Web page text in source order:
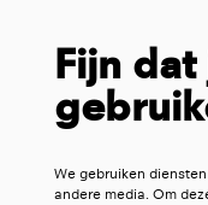
Fijn
We gebruiken
andere media. Om